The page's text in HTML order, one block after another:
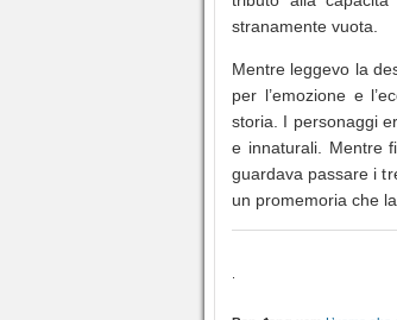
stranamente vuota.
Mentre leggevo la
per l’emozione e
storia. I personaggi
e innaturali. Mentre
guardava passare i
un promemoria che